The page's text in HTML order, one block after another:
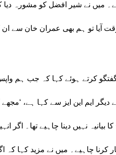
نے شیر افضل کو مشورہ دیا کہ
آیا تو ہم بھی عمران خان سے
کرتے ہوئے کہا کہ جب ہم
ایم این ایز سے کہا ہے، ‘مجھے
نہیں دینا چاہیے تھا۔ اگر
کرنا چاہیے۔ میں نے مزید کہا کہ